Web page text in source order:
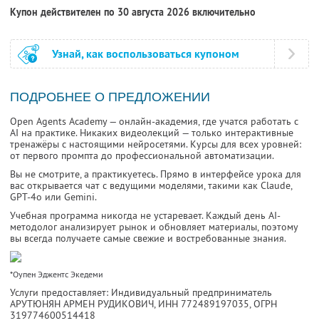
Купон действителен по 30 августа 2026 включительно
Узнай, как воспользоваться купоном
ПОДРОБНЕЕ О ПРЕДЛОЖЕНИИ
Open Agents Academy — онлайн-академия, где учатся работать с
AI на практике. Никаких видеолекций — только интерактивные
тренажёры с настоящими нейросетями. Курсы для всех уровней:
от первого промпта до профессиональной автоматизации.
Вы не смотрите, а практикуетесь. Прямо в интерфейсе урока для
вас открывается чат с ведущими моделями, такими как Claude,
GPT-4o или Gemini.
Учебная программа никогда не устаревает. Каждый день AI-
методолог анализирует рынок и обновляет материалы, поэтому
вы всегда получаете самые свежие и востребованные знания.
*Оупен Эджентс Экедеми
Услуги предоставляет: Индивидуальный предприниматель
АРУТЮНЯН АРМЕН РУДИКОВИЧ, ИНН 772489197035, ОГРН
319774600514418